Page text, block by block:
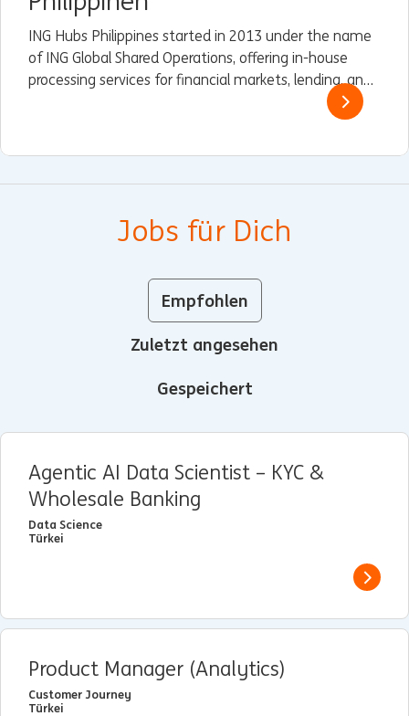
ING Hubs Philippines started in 2013 under the name
of ING Global Shared Operations, offering in-house
processing services for financial markets, lending, and
trade and finance services (TFS) to some of ING’s
Jobs für Dich
Empfohlen
Zuletzt angesehen
Gespeichert
Agentic AI Data Scientist – KYC &
Wholesale Banking
Data Science
Türkei
View
Product Manager (Analytics)
Customer Journey
Türkei